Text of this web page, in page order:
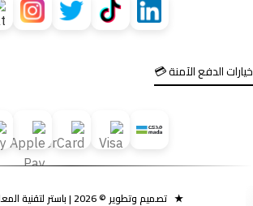
خيارات الدفع الآمنة 💳
★ تصميم وتطوير ©2026| باستر لتقنية